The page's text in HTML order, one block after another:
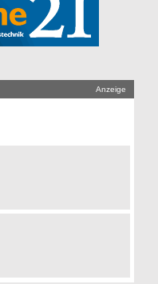
Anzeige